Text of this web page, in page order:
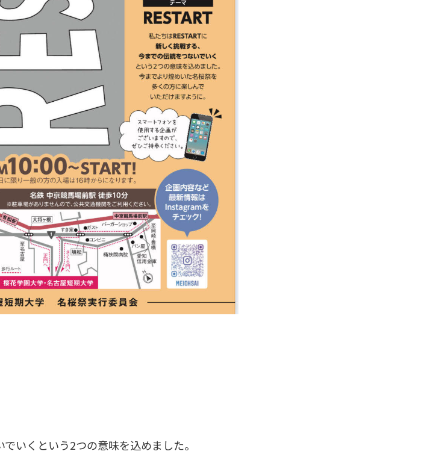
いくという2つの意味を込めました。